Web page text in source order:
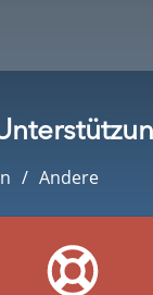
Andere